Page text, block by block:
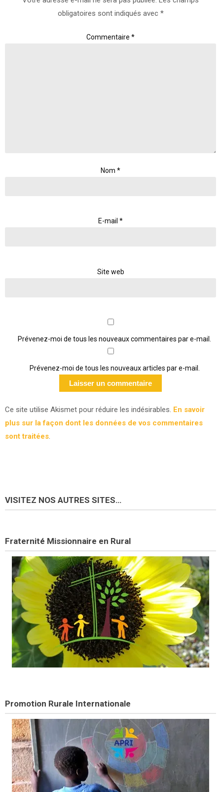
obligatoires sont indiqués avec *
Commentaire *
Nom *
E-mail *
Site web
Prévenez-moi de tous les nouveaux commentaires par e-mail.
Prévenez-moi de tous les nouveaux articles par e-mail.
Ce site utilise Akismet pour réduire les indésirables. En savoir
plus sur la façon dont les données de vos commentaires
sont traitées.
VISITEZ NOS AUTRES SITES…
Fraternité Missionnaire en Rural
Promotion Rurale Internationale